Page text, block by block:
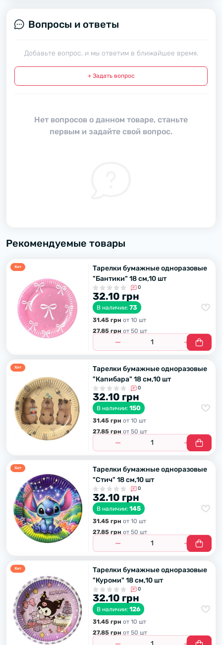
Вопросы и ответы
Добавьте вопрос, и мы ответим в ближайшее время.
+ Задать вопрос
Нет вопросов о данном товаре, станьте
первым и задайте свой вопрос.
Рекомендуемые товары
Хит
Тарелки бумажные одноразовые
"Бантики" 18 см,10 шт
0
32.10 грн
В наличии: 73
31.45 грн от 10 шт
27.85 грн от 50 шт
Хит
Тарелки бумажные одноразовые
"Капибара" 18 см,10 шт
0
32.10 грн
В наличии: 150
31.45 грн от 10 шт
27.85 грн от 50 шт
Хит
Тарелки бумажные одноразовые
"Стич" 18 см,10 шт
0
32.10 грн
В наличии: 145
31.45 грн от 10 шт
27.85 грн от 50 шт
Хит
Тарелки бумажные одноразовые
"Куроми" 18 см,10 шт
0
32.10 грн
В наличии: 126
31.45 грн от 10 шт
27.85 грн от 50 шт